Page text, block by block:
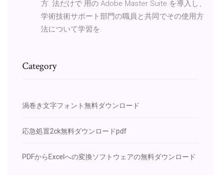
方. 法だけで 用の Adobe Master Suite を導入し、
学術技術サポート部門の職員と共同でその使用方
法について学習を.
Category
渦巻き文字フォント無料ダウンロード
応急処置2ck無料ダウンロードpdf
PDFからExcelへの変換ソフトウェアの無料ダウンロード